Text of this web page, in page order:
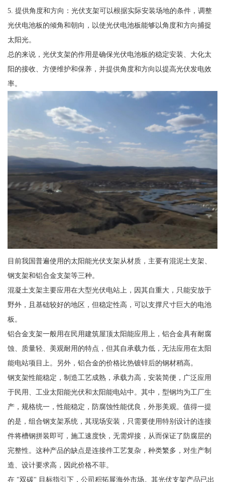
5. 提供角度和方向：光伏支架可以根据实际安装场地的条件，调整
光伏电池板的倾角和朝向，以使光伏电池板能够以角度和方向捕捉
太阳光。
总的来说，光伏支架的作用是确保光伏电池板的稳定安装、大化太
阳的接收、方便维护和保养，并提供角度和方向以提高光伏发电效
率。
目前我国普遍使用的太阳能光伏支架从材质，主要有混泥土支架、
钢支架和铝合金支架等三种。
混凝土支架主要应用在大型光伏电站上，因其自重大，只能安放于
野外，且基础较好的地区，但稳定性高，可以支撑尺寸巨大的电池
板。
铝合金支架一般用在民用建筑屋顶太阳能应用上，铝合金具有耐腐
蚀、质量轻、美观耐用的特点，但其自承载力低，无法应用在太阳
能电站项目上。另外，铝合金的价格比热镀锌后的钢材稍高。
钢支架性能稳定，制造工艺成熟，承载力高，安装简便，广泛应用
于民用、工业太阳能光伏和太阳能电站中。其中，型钢均为工厂生
产，规格统一，性能稳定，防腐蚀性能优良，外形美观。值得一提
的是，组合钢支架系统，其现场安装，只需要使用特别设计的连接
件将槽钢拼装即可，施工速度快，无需焊接，从而保证了防腐层的
完整性。这种产品的缺点是连接件工艺复杂，种类繁多，对生产制
造、设计要求高，因此价格不菲。
在 "双碳" 目标指引下，公司积拓展海外市场。其光伏支架产品已出